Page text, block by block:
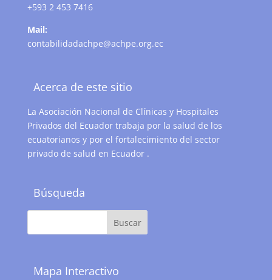
+593 2 453 7416
Mail:
contabilidadachpe@achpe.org.ec
Acerca de este sitio
La Asociación Nacional de Clínicas y Hospitales
Privados del Ecuador trabaja por la salud de los
ecuatorianos y por el fortalecimiento del sector
privado de salud en Ecuador .
Búsqueda
Mapa Interactivo